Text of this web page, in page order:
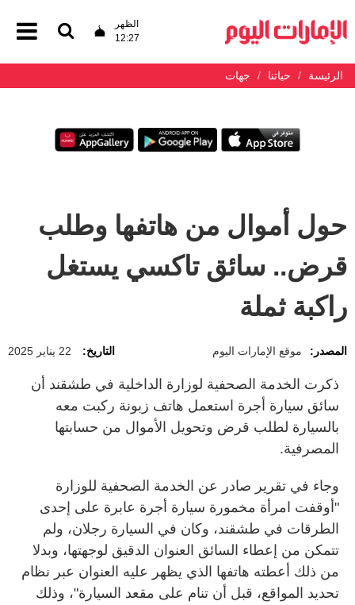
الظهر
12:27
الرئيسة حياتنا جهات
حول أموال من هاتفها وطلب
قرض.. سائق تاكسي يستغل
راكبة ثملة
المصدر: موقع الإمارات اليوم التاريخ: 22 يناير 2025
ذكرت الخدمة الصحفية لوزارة الداخلية في طشقند أن
سائق سيارة أجرة استعمل هاتف زبونة ركبت معه
بالسيارة لطلب قرض وتحويل الأموال من حسابتها
المصرفية.
وجاء في تقرير صادر عن الخدمة الصحفية للوزارة
"أوقفت امرأة مخمورة سيارة أجرة عابرة على إحدى
الطرقات في طشقند، وكان في السيارة رجلان، ولم
تتمكن من إعطاء السائق العنوان الدقيق لوجهتها، وبدلا
من ذلك أعطته هاتفها الذي يظهر عليه العنوان عبر نظام
تحديد المواقع، قبل أن تنام على مقعد السيارة"، وذلك